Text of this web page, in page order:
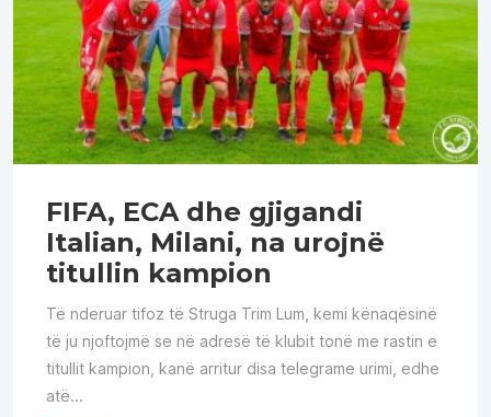
FIFA, ECA dhe gjigandi
Italian, Milani, na urojnë
titullin kampion
Të nderuar tifoz të Struga Trim Lum, kemi kënaqësinë
të ju njoftojmë se në adresë të klubit tonë me rastin e
titullit kampion, kanë arritur disa telegrame urimi, edhe
atë...